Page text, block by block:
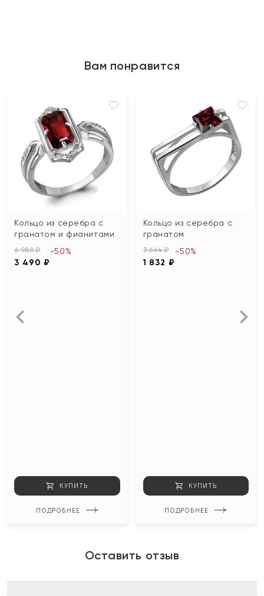
Вам понравится
Кольцо из серебра с
гранатом и фианитами
6 980 ₽
3 490 ₽
-50%
КУПИТЬ
ПОДРОБНЕЕ
Кольцо из серебра с
гранатом
3 664 ₽
1 832 ₽
-50%
КУПИТЬ
ПОДРОБНЕЕ
Оставить отзыв